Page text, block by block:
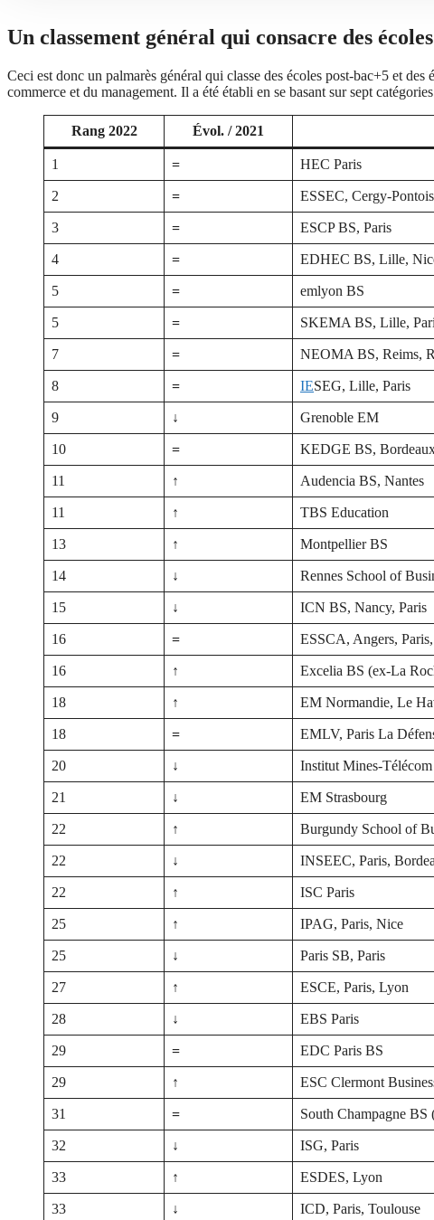
Un classement général qui consacre des
Ceci est donc un palmarès général qui classe des écoles post-bac+5 et
commerce et du management. Il a été établi en se basant sur sept
Rang 2022 Évol. / 2021
1 = HEC Paris
2 = ESSEC, Cergy-
3 = ESCP BS, Paris
4 = EDHEC BS, Lille,
5 = emlyon BS
5 = SKEMA BS, Lille,
7 = NEOMA BS, Reims,
8 = IESEG, Lille, Paris
9 ↓ Grenoble EM
10 = KEDGE BS,
11 ↑ Audencia BS, Nantes
11 ↑ TBS Education
13 ↑ Montpellier BS
14 ↓ Rennes School of
15 ↓ ICN BS, Nancy, Paris
16 = ESSCA, Angers,
16 ↑ Excelia BS (ex-La
18 ↑ EM Normandie, Le
18 = EMLV, Paris La
20 ↓ Institut Mines-
21 ↓ EM Strasbourg
22 ↑ Burgundy School of
22 ↓ INSEEC, Paris,
22 ↑ ISC Paris
25 ↑ IPAG, Paris, Nice
25 ↓ Paris SB, Paris
27 ↑ ESCE, Paris, Lyon
28 ↓ EBS Paris
29 = EDC Paris BS
29 ↑ ESC Clermont
31 = South Champagne BS
32 ↓ ISG, Paris
33 ↑ ESDES, Lyon
33 ↓ ICD, Paris, Toulouse